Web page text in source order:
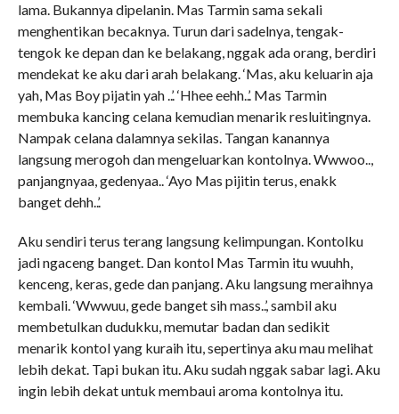
lama. Bukannya dipelanin. Mas Tarmin sama sekali
menghentikan becaknya. Turun dari sadelnya, tengak-
tengok ke depan dan ke belakang, nggak ada orang, berdiri
mendekat ke aku dari arah belakang. ‘Mas, aku keluarin aja
yah, Mas Boy pijatin yah ..’. ‘Hhee eehh..’. Mas Tarmin
membuka kancing celana kemudian menarik resluitingnya.
Nampak celana dalamnya sekilas. Tangan kanannya
langsung merogoh dan mengeluarkan kontolnya. Wwwoo..,
panjangnyaa, gedenyaa.. ‘Ayo Mas pijitin terus, enakk
banget dehh..’.
Aku sendiri terus terang langsung kelimpungan. Kontolku
jadi ngaceng banget. Dan kontol Mas Tarmin itu wuuhh,
kenceng, keras, gede dan panjang. Aku langsung meraihnya
kembali. ‘Wwwuu, gede banget sih mass..’, sambil aku
membetulkan dudukku, memutar badan dan sedikit
menarik kontol yang kuraih itu, sepertinya aku mau melihat
lebih dekat. Tapi bukan itu. Aku sudah nggak sabar lagi. Aku
ingin lebih dekat untuk membaui aroma kontolnya itu.